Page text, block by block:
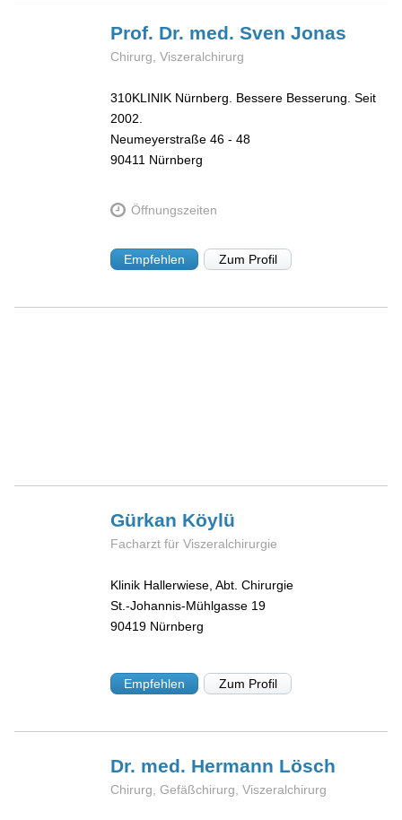
Prof. Dr. med. SvenJonas
Chirurg, Viszeralchirurg
310KLINIK Nürnberg. Bessere Besserung. Seit
2002.
Neumeyerstraße 46 - 48
90411 Nürnberg
Öffnungszeiten
Empfehlen Zum Profil
Gürkan Köylü
Facharzt für Viszeralchirurgie
Klinik Hallerwiese, Abt. Chirurgie
St.-Johannis-Mühlgasse 19
90419 Nürnberg
Empfehlen Zum Profil
Dr. med. Hermann Lösch
Chirurg, Gefäßchirurg, Viszeralchirurg